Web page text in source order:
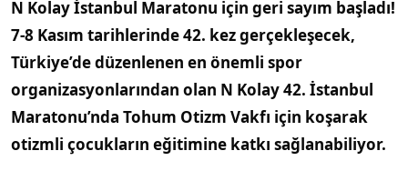
N Kolay İstanbul Maratonu için geri sayım başladı!
7-8 Kasım tarihlerinde 42. kez gerçekleşecek,
Türkiye’de düzenlenen en önemli spor
organizasyonlarından olan N Kolay 42. İstanbul
Maratonu’nda Tohum Otizm Vakfı için koşarak
otizmli çocukların eğitimine katkı sağlanabiliyor.